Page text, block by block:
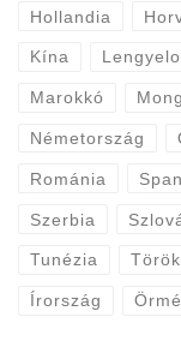
Hollandia
Kína
Marokkó
Németország
Románia
Szerbia
Tunézia
Írország